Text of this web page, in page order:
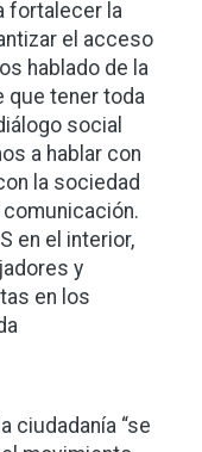
fortalecer la
el acceso
hablado de la
que tener toda
social
a hablar con
la sociedad
en el interior,
y
en los
ciudadanía “se